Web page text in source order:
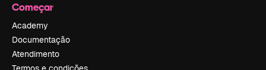
Começar
Academy
Documentação
Atendimento